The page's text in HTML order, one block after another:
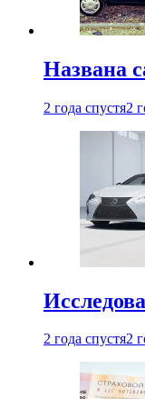
Названа
2 года спустя2
2 года спустя2